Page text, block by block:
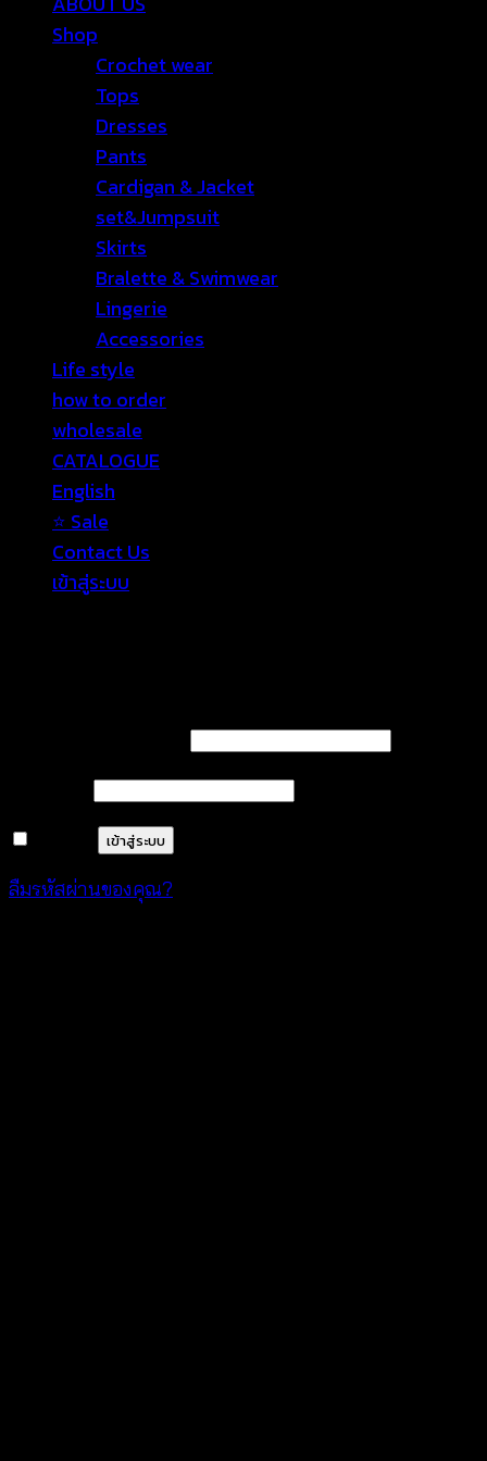
Shop
Crochet wear
Tops
Dresses
Pants
Cardigan & Jacket
set&Jumpsuit
Skirts
Bralette & Swimwear
Lingerie
Accessories
Life style
how to order
wholesale
CATALOGUE
English
⭐ Sale
Contact Us
เข้าสู่ระบบ
ต้องการ
ต้องการ
เข้าสู่ระบบ
ลืมรหัสผ่านของคุณ?